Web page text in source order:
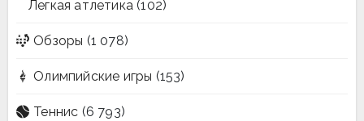
Легкая атлетика (102)
Обзоры (1 078)
Олимпийские игры (153)
Теннис (6 793)